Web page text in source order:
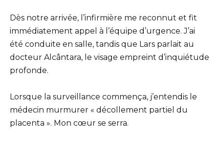
Dès notre arrivée, l’infirmière me reconnut et fit
immédiatement appel à l’équipe d’urgence. J’ai
été conduite en salle, tandis que Lars parlait au
docteur Alcântara, le visage empreint d’inquiétude
profonde.
Lorsque la surveillance commença, j’entendis le
médecin murmurer « décollement partiel du
placenta ». Mon cœur se serra.